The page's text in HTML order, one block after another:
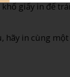
giấy in để
hãy in cùng